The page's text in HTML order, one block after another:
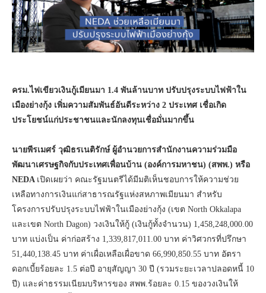
ครม.ไฟเขียวเงินกู้เมียนมา 1.4 พันล้านบาท ปรับปรุงระบบไฟฟ้าใน
เมืองย่างกุ้ง เพิ่มความสัมพันธ์อันดีระหว่าง 2 ประเทศ เชื่อเกิด
ประโยชน์แก่ประชาชนและนักลงทุนเชื่อมั่นมากขึ้น
นายพีรเมศร์ วุฒิธรเนติรักษ์ ผู้อำนวยการสำนักงานความร่วมมือ
พัฒนาเศรษฐกิจกับประเทศเพื่อนบ้าน (องค์การมหาชน) (สพพ.) หรือ
NEDA เปิดเผยว่า คณะรัฐมนตรีได้มีมติเห็นชอบการให้ความช่วย
เหลือทางการเงินแก่สาธารณรัฐแห่งสหภาพเมียนมา สำหรับ
โครงการปรับปรุงระบบไฟฟ้าในเมืองย่างกุ้ง (เขต North Okkalapa
และเขต North Dagon) วงเงินให้กู้ (เงินกู้ทั้งจำนวน) 1,458,248,000.00
บาท แบ่งเป็น ค่าก่อสร้าง 1,339,817,011.00 บาท ค่าวิศวกรที่ปรึกษา
51,440,138.45 บาท ค่าเผื่อเหลือเผื่อขาด 66,990,850.55 บาท อัตรา
ดอกเบี้ยร้อยละ 1.5 ต่อปี อายุสัญญา 30 ปี (รวมระยะเวลาปลอดหนี้ 10
ปี) และค่าธรรมเนียมบริหารของ สพพ.ร้อยละ 0.15 ของวงเงินให้